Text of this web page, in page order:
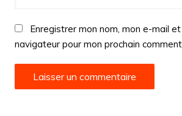
Enregistrer mon nom, mon e-mail
navigateur pour mon prochain